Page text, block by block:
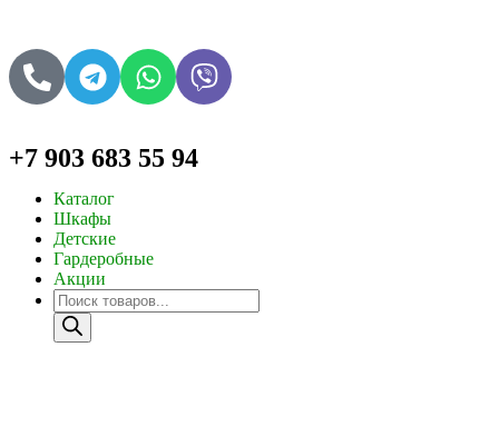
+7 903 683 55 94
Каталог
Шкафы
Детские
Гардеробные
Акции